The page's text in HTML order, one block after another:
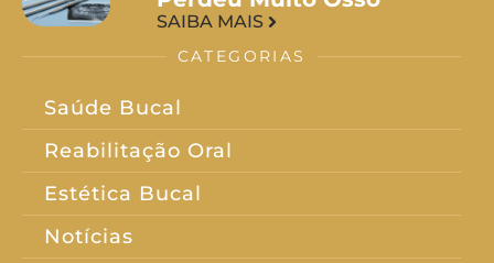
SAIBA MAIS
CATEGORIAS
Saúde Bucal
Reabilitação Oral
Estética Bucal
Notícias